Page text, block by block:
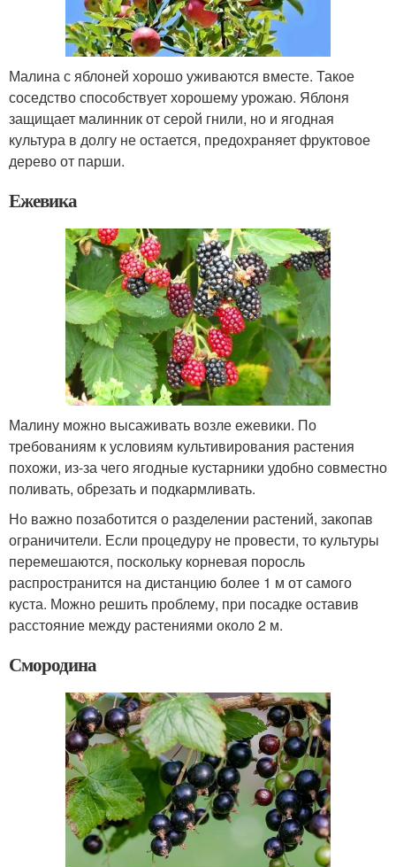
Малина с яблоней хорошо уживаются вместе. Такое
соседство способствует хорошему урожаю. Яблоня
защищает малинник от серой гнили, но и ягодная
культура в долгу не остается, предохраняет фруктовое
дерево от парши.
Ежевика
Малину можно высаживать возле ежевики. По
требованиям к условиям культивирования растения
похожи, из-за чего ягодные кустарники удобно совместно
поливать, обрезать и подкармливать.
Но важно позаботится о разделении растений, закопав
ограничители. Если процедуру не провести, то культуры
перемешаются, поскольку корневая поросль
распространится на дистанцию более 1 м от самого
куста. Можно решить проблему, при посадке оставив
расстояние между растениями около 2 м.
Смородина